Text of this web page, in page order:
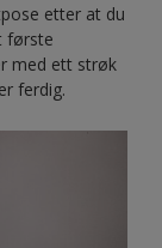
etter at du
første
med ett strøk
ferdig.